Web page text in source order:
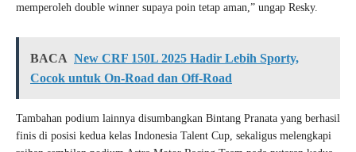
memperoleh double winner supaya poin tetap aman,” ungap Resky.
BACA New CRF 150L 2025 Hadir Lebih Sporty,
Cocok untuk On-Road dan Off-Road
Tambahan podium lainnya disumbangkan Bintang Pranata yang berhasil
finis di posisi kedua kelas Indonesia Talent Cup, sekaligus melengkapi